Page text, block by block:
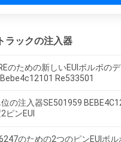
ラックの注入器
のための新しいEUIボルボの
Re533501
の注入器SE501959
ピンEUI
のための2つのピンEUIボ